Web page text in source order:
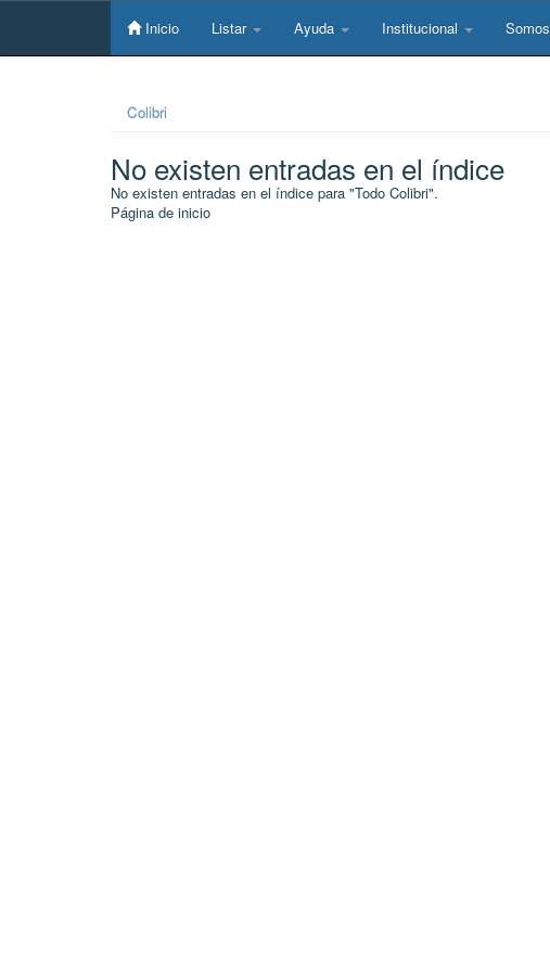
Skip
Inicio Listar Ayuda Institucional Somos
Colibri
No existen entradas en el índice
No existen entradas en el índice para "Todo Colibri".
Página de inicio